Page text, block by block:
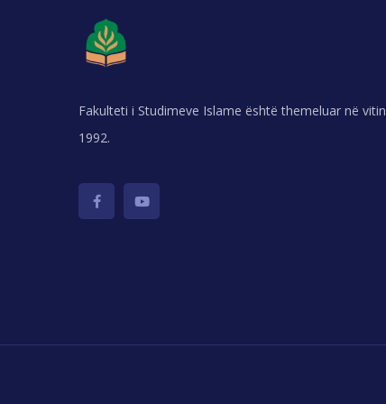
Fakulteti i Studimeve Islame është themeluar në vitin
1992.